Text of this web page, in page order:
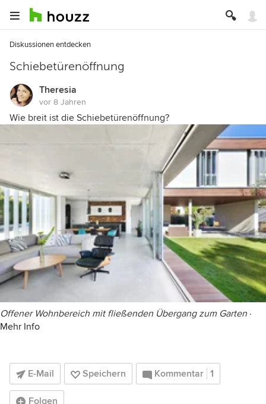
Diskussionen entdecken
Schiebetürenöffnung
Theresia
vor 8 Jahren
Wie breit ist die Schiebetürenöffnung?
Offener Wohnbereich mit fließenden Übergang zum Garten ·
Mehr Info
E-Mail Speichern Kommentar 1
Folgen